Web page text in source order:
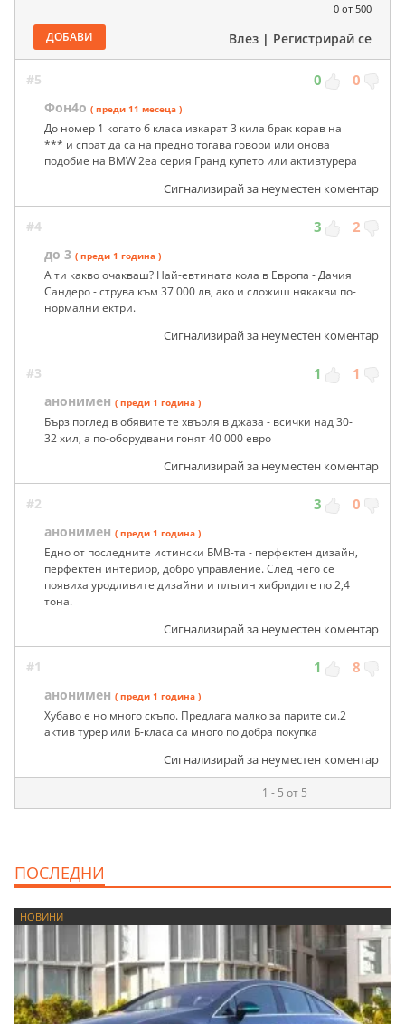
0 от 500
ДОБАВИ Влез | Регистрирай се
#5 0 0
Фон4о ( преди 11 месеца )
До номер 1 когато б класа изкарат 3 кила 6рак корав на
*** и спрат да са на предно тогава говори или онова
подобие на BMW 2еа серия Гранд купето или активтурера
Сигнализирай за неуместен коментар
#4 3 2
до 3 ( преди 1 година )
А ти какво очакваш? Най-евтината кола в Европа - Дачия
Сандеро - струва към 37 000 лв, ако и сложиш някакви по-
нормални ектри.
Сигнализирай за неуместен коментар
#3 1 1
анонимен ( преди 1 година )
Бърз поглед в обявите те хвърля в джаза - всички над 30-
32 хил, а по-оборудвани гонят 40 000 евро
Сигнализирай за неуместен коментар
#2 3 0
анонимен ( преди 1 година )
Едно от последните истински БМВ-та - перфектен дизайн,
перфектен интериор, добро управление. След него се
появиха уродливите дизайни и плъгин хибридите по 2,4
тона.
Сигнализирай за неуместен коментар
#1 1 8
анонимен ( преди 1 година )
Хубаво е но много скъпо. Предлага малко за парите си.2
актив турер или Б-класа са много по добра покупка
Сигнализирай за неуместен коментар
1 - 5 от 5
ПОСЛЕДНИ
НОВИНИ